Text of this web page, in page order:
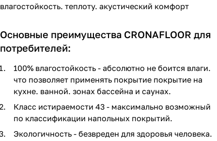
влагостойкость. теплоту. акустический комфорт
Основные преимущества CRONAFLOOR для
потребителей:
100% влагостойкость - абсолютно не боится влаги.
что позволяет применять покрытие покрытие на
кухне. ванной. зонах бассейна и саунах.
Класс истираемости 43 - максимально возможный
по классификации напольных покрытий.
Экологичность - безвреден для здоровья человека.